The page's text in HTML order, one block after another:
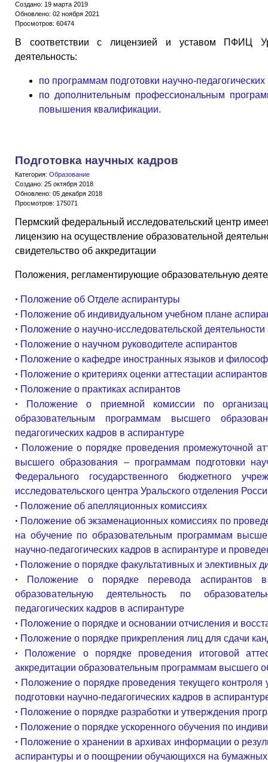
Создано: 19 марта 2019
Обновлено: 02 ноября 2021
Просмотров: 60474
В соответствии с лицензией и уставом ПФИЦ
деятельность:
по программам подготовки научно-
по дополнительным профессиональным
повышения квалификации.
Подготовка научных кадров
Категория: Образование
Создано: 25 октября 2018
Обновлено: 05 декабря 2018
Просмотров: 175071
Пермский федеральный исследовательский центр
лицензию на осуществление образовательной
свидетельство об аккредитации
Положения, регламентирующие образовательную
• Положение об Отделе аспирантуры
• Положение об индивидуальном учебном плане
• Положение о научно-исследовательской деятельности
• Положение о научном руководителе аспирантов
• Положение о кафедре иностранных языков и
• Положение о критериях оценки аттестации аспирантов
• Положение о практиках аспирантов
•
Положение о приемной комиссии по
образовательным программам высшего
педагогических кадров в аспирантуре
• Положение о порядке проведения промежуточной
высшего образования – программам подготовки
Федерального государственного бюджетного
исследовательского центра Уральского отделения
• Положение об апелляционных комиссиях
• Положение об экзаменационных комиссиях по
на обучение по образовательным программам
научно-педагогических кадров в аспирантуре и
• Положение о порядке факультативных и элективных
•
Положение о порядке перевода аспирантов
образовательную деятельность по
педагогических кадров в аспирантуре
• Положение о порядке и основании отчисления и
• Положение о порядке прикрепления лиц для сдачи
•
Положение о порядке проведения итоговой
аккредитации образовательным программам высшего
• Положение о порядке проведения текущего
подготовки научно-педагогических кадров в
• Положение о порядке разработки и утверждения
• Положение о порядке ускоренного обучения по
• Положение о хранении в архивах информации о
аспирантуры и о поощрении обучающихся на бумажных